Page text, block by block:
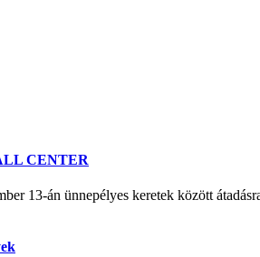
CENTER
13-án ünnepélyes keretek között